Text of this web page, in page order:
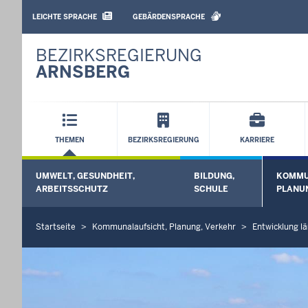
SPRACHEN
LEICHTE SPRACHE GEBÄRDENSPRACHE
BEZIRKSREGIERUNG
ARNSBERG
Hauptmenü
THEMEN BEZIRKSREGIERUNG KARRIERE
UMWELT, GESUNDHEIT,
ARBEITSSCHUTZ
Untermenü öffnen
BILDUNG,
SCHULE
S
i
Startseite Kommunalaufsicht, Planung, Verkehr Entwicklung